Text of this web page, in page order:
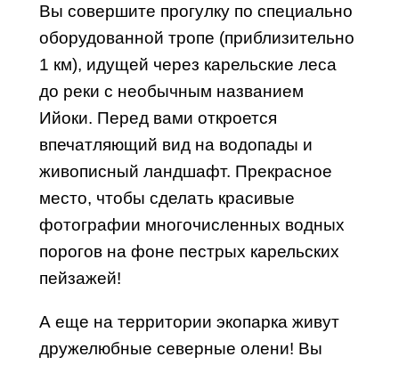
Вы совершите прогулку по специально
оборудованной тропе (приблизительно
1 км), идущей через карельские леса
до реки с необычным названием
Ийоки. Перед вами откроется
впечатляющий вид на водопады и
живописный ландшафт. Прекрасное
место, чтобы сделать красивые
фотографии многочисленных водных
порогов на фоне пестрых карельских
пейзажей!
А еще на территории экопарка живут
дружелюбные северные олени! Вы